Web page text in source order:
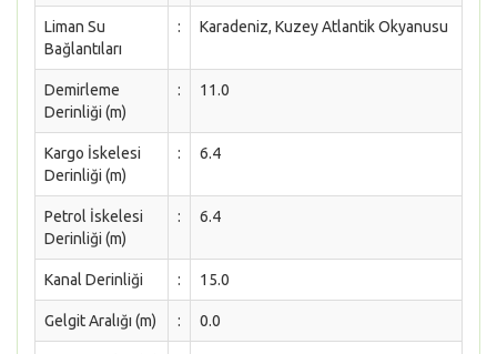
Liman Su
Bağlantıları
: Karadeniz, Kuzey Atlantik Okyanusu
Demirleme
Derinliği (m)
: 11.0
Kargo İskelesi
Derinliği (m)
: 6.4
Petrol İskelesi
Derinliği (m)
: 6.4
Kanal Derinliği : 15.0
Gelgit Aralığı (m) : 0.0